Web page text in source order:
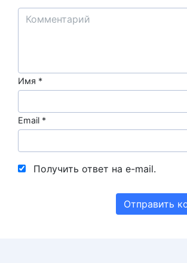
Имя *
Email *
Получить ответ на e-mail.